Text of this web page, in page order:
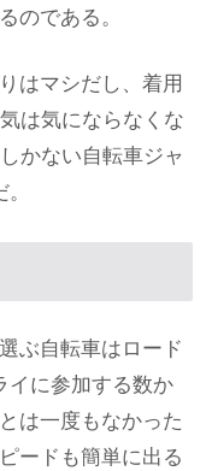
のである。
はマシだし、着用
は気にならなくな
かない自転車ジャ
ぶ自転車はロード
イに参加する数か
は一度もなかった
ードも簡単に出る